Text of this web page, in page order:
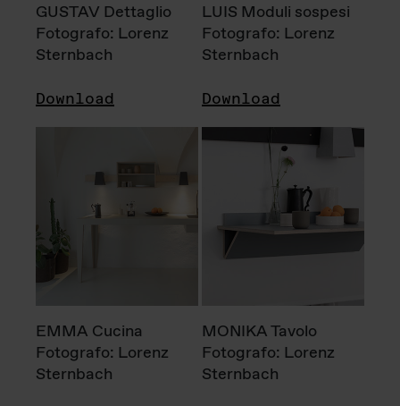
GUSTAV Dettaglio
Fotografo: Lorenz
Sternbach
Download
LUIS Moduli sospesi
Fotografo: Lorenz
Sternbach
Download
EMMA Cucina
Fotografo: Lorenz
Sternbach
MONIKA Tavolo
Fotografo: Lorenz
Sternbach